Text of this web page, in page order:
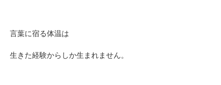
言葉に宿る体温は
生きた経験からしか生まれません。